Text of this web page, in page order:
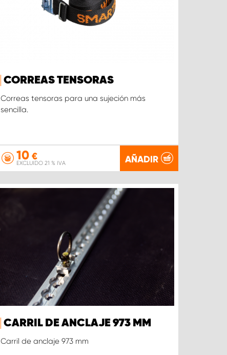
CORREAS TENSORAS
Correas tensoras para una sujeción más
sencilla.
10 €
EXCLUIDO 21 % IVA AÑADIR
CARRIL DE ANCLAJE 973 MM
Carril de anclaje 973 mm